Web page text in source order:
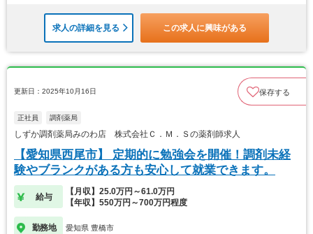
求人の詳細を見る この求人に興味がある
更新日：2025年10月16日 保存する
正社員 調剤薬局
しずか調剤薬局みのわ店 株式会社Ｃ．Ｍ．Ｓの薬剤師求人
【愛知県西尾市】 定期的に勉強会を開催！調剤未経
験やブランクがある方も安心して就業できます。
給与
【月収】25.0万円～61.0万円
【年収】550万円～700万円程度
勤務地 愛知県 豊橋市